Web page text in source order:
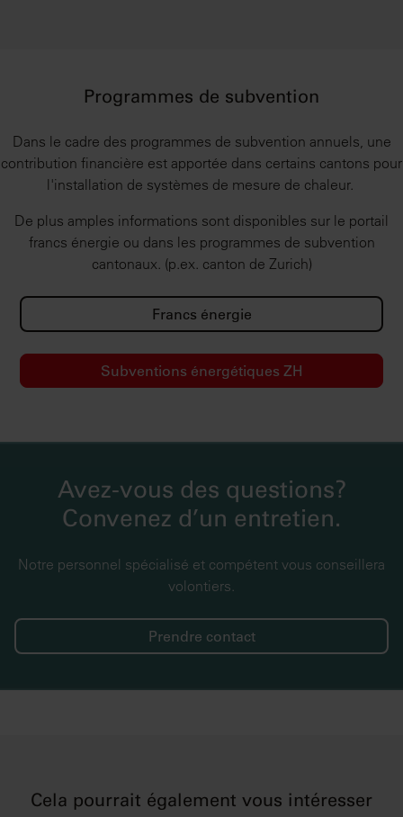
Programmes de subvention
Dans le cadre des programmes de subvention annuels, une
contribution financière est apportée dans certains cantons pour
l'installation de systèmes de mesure de chaleur.
De plus amples informations sont disponibles sur le portail
francs énergie ou dans les programmes de subvention
cantonaux. (p.ex. canton de Zurich)
Francs énergie
Subventions énergétiques ZH
Avez-vous des questions?
Convenez d’un entretien.
Notre personnel spécialisé et compétent vous conseillera
volontiers.
Prendre contact
Cela pourrait également vous intéresser